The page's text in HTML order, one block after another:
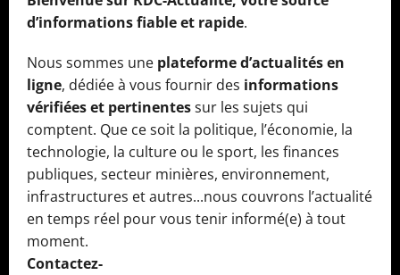
d’informations fiable et rapide.
Nous sommes une plateforme d’actualités en
ligne, dédiée à vous fournir des informations
vérifiées et pertinentessur les sujets qui
comptent. Que ce soit la politique, l’économie, la
technologie, la culture ou le sport, les finances
publiques, secteur minières, environnement,
infrastructures et autres...nous couvrons l’actualité
en temps réel pour vous tenir informé(e) à tout
moment.
Contactez-